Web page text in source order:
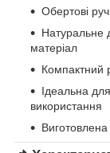
Обертові
Натуральне
матеріал
Компактний
Ідеальна
використання
Виготовлена